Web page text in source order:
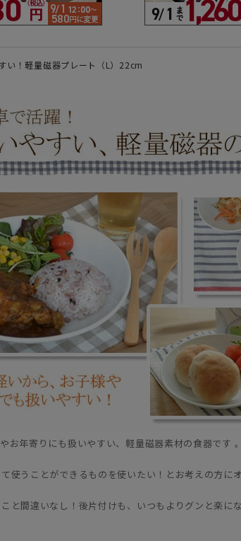
い！軽量磁器プレート（L）22cm
お年寄りにも扱いやすい、軽量磁器素材の食器です 。
使うことができるものを使いたい！とお考えの方にオ
と間違いなし！後片付けも、いつもよりグンと楽に